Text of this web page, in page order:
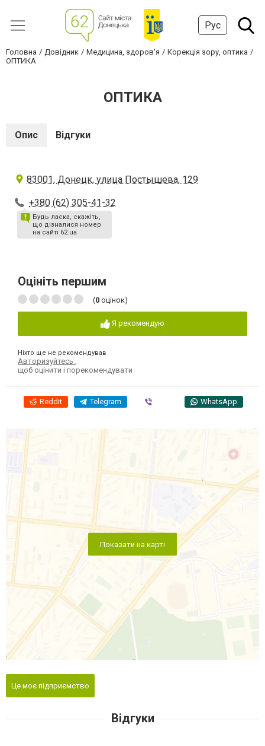
Рус
Головна Довідник Медицина, здоров'я
Корекція зору, оптика
ОПТИКА
ОПТИКА
Опис Відгуки
83001, Донецк, улица Постышева, 129
+380 (62) 305-41-32
Будь ласка, скажіть,
що дізналися номер
на сайті 62.ua
Оцініть першим
(0 оцінок)
Я рекомендую
Ніхто ще не рекомендував
Авторизуйтесь
щоб оцінити і порекомендувати
Reddit Telegram WhatsApp
Показати на карті
Це моє підприємство
Відгуки